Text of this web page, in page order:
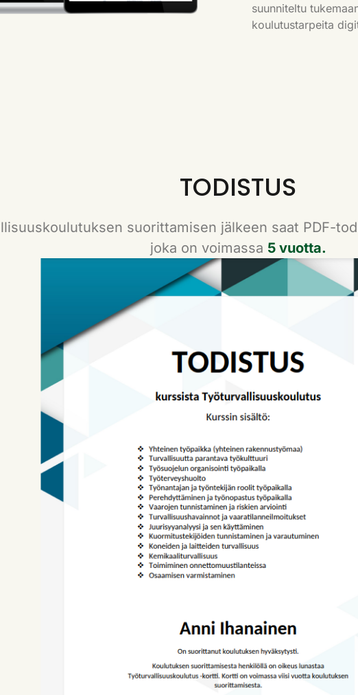
suunniteltu
koulutustarpeita
TODISTUS
suorittamisen jälkeen saat PDF-
joka on voimassa 5 vuotta.